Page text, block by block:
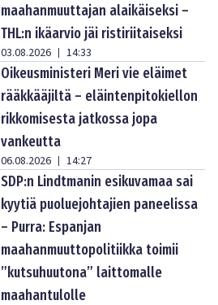
maahanmuuttajan alaikäiseksi –
THL:n ikäarvio jäi ristiriitaiseksi
03.08.2026 | 14:33
Oikeusministeri Meri vie eläimet
rääkkääjiltä – eläintenpitokiellon
rikkomisesta jatkossa jopa
vankeutta
06.08.2026 | 14:27
SDP:n Lindtmanin esikuvamaa sai
kyytiä puoluejohtajien paneelissa
– Purra: Espanjan
maahanmuuttopolitiikka toimii
”kutsuhuutona” laittomalle
maahantulolle